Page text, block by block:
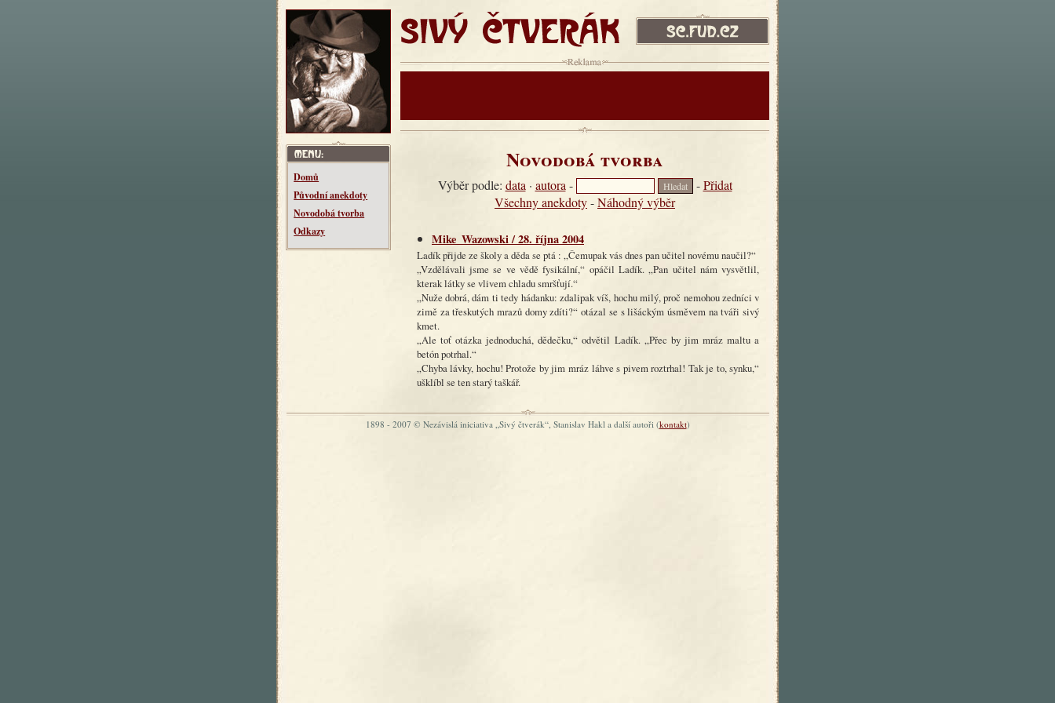
SIVÝ ČTVERÁK sc.fud.cz
Reklama:
Domů
Původní anekdoty
Novodobá tvorba
Odkazy
Novodobá tvorba
Výběr podle: data · autora - -Přidat
Všechny anekdoty-Náhodný výběr
Mike_Wazowski / 28. října 2004
Ladík přijde ze školy a děda se ptá : „Čemupak vás dnes pan učitel novému naučil?“
„Vzdělávali jsme se ve vědě fysikální,“ opáčil Ladík. „Pan učitel nám vysvětlil,
kterak látky se vlivem chladu smršťují.“
„Nuže dobrá, dám ti tedy hádanku: zdalipak víš, hochu milý, proč nemohou zedníci v
zimě za třeskutých mrazů domy zdíti?“ otázal se s lišáckým úsměvem na tváři sivý
kmet.
„Ale toť otázka jednoduchá, dědečku,“ odvětil Ladík. „Přec by jim mráz maltu a
betón potrhal.“
„Chyba lávky, hochu! Protože by jim mráz láhve s pivem roztrhal! Tak je to, synku,“
ušklíbl se ten starý taškář.
1898 - 2007 © Nezávislá iniciativa „Sivý čtverák“, Stanislav Hakl a další autoři (kontakt)